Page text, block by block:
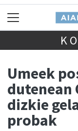
Umeek
dutenean
dizkie
probak